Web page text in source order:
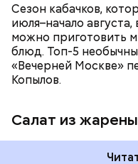
Сезон кабачков,
июля–начало
можно приготовить
блюд. Топ-5
«Вечерней Москве»
Копылов.
Салат из
Вред дыни